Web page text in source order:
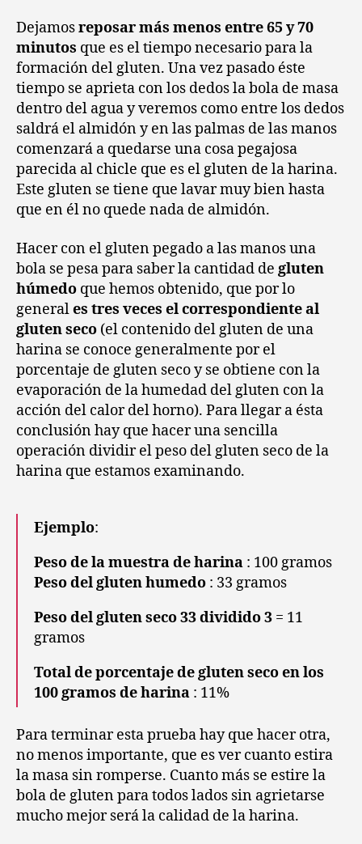
Dejamosreposar más menos entre 65 y 70
minutos que es el tiempo necesario para la
formación del gluten. Una vez pasado éste
tiempo se aprieta con los dedos la bola de masa
dentro del agua y veremos como entre los dedos
saldrá el almidón y en las palmas de las manos
comenzará a quedarse una cosa pegajosa
parecida al chicle que es el gluten de la harina.
Este gluten se tiene que lavar muy bien hasta
que en él no quede nada de almidón.
Hacer con el gluten pegado a las manos una
bola se pesa para saber la cantidad de gluten
húmedo que hemos obtenido, que por lo
generales tres veces el correspondiente al
gluten seco (el contenido del gluten de una
harina se conoce generalmente por el
porcentaje de gluten seco y se obtiene con la
evaporación de la humedad del gluten con la
acción del calor del horno). Parallegar a ésta
conclusiónhay que hacer una sencilla
operación dividir el peso del gluten seco de la
harina que estamos examinando.
Ejemplo:
Peso de la muestra de harina : 100 gramos
Peso del glutenhumedo : 33 gramos
Peso del gluten seco 33 dividido 3 = 11
gramos
Total de porcentaje de gluten seco en los
100 gramos de harina : 11%
Paraterminar esta prueba hay que hacer otra,
no menos importante, que es ver cuanto estira
la masa sin romperse. Cuanto más se estire la
bola de gluten para todos lados sin agrietarse
mucho mejor será la calidad de la harina.